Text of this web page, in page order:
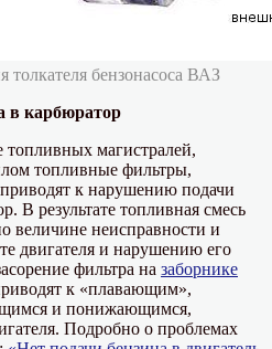
толкателя бензонасоса ВАЗ
в карбюратор
магистралей,
топливные фильтры,
приводят к нарушению подачи
В результате топливная смесь
величине неисправности и
двигателя и нарушению его
фильтра на заборнике
к «плавающим»,
и понижающимся,
Подробно о проблемах